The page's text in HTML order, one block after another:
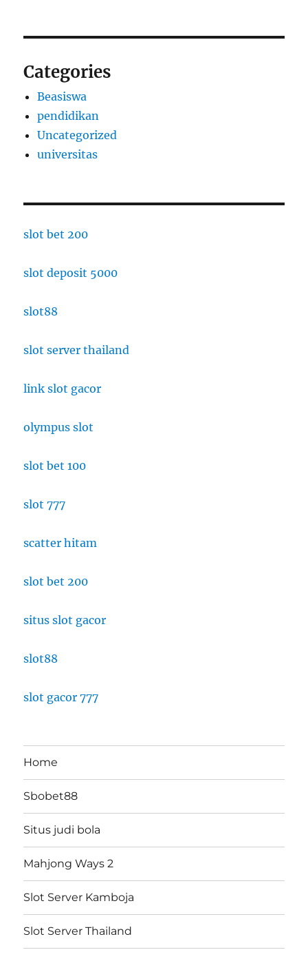
Categories
Beasiswa
pendidikan
Uncategorized
universitas
slot bet 200
slot deposit 5000
slot88
slot server thailand
link slot gacor
olympus slot
slot bet 100
slot 777
scatter hitam
slot bet 200
situs slot gacor
slot88
slot gacor 777
Home
Sbobet88
Situs judi bola
Mahjong Ways 2
Slot Server Kamboja
Slot Server Thailand